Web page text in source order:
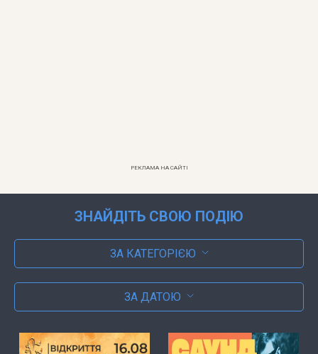
РЕКЛАМА НА САЙТІ
ЗНАЙДІТЬ СВОЮ ПОДІЮ
ЗА КАТЕГОРІЄЮ
ЗА ДАТОЮ